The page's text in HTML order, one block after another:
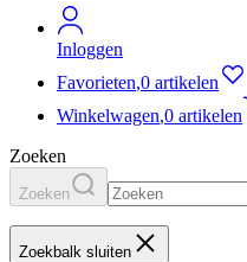
Inloggen
Favorieten,0 artikelen
Winkelwagen,0 artikelen
Zoeken
Zoeken
Zoekbalk sluiten